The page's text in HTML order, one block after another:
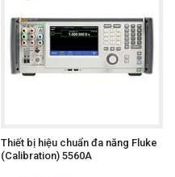
Thiết bị hiệu chuẩn đa năng Fluke
(Calibration) 5560A